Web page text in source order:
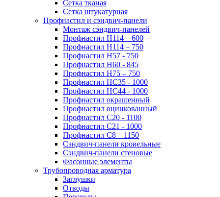
Сетка тканая
Сетка штукатурная
Профнастил и сэндвич-панели
Монтаж сэндвич-панелей
Профнастил Н114 – 600
Профнастил Н114 – 750
Профнастил Н57 - 750
Профнастил Н60 - 845
Профнастил Н75 – 750
Профнастил НС35 - 1000
Профнастил НС44 - 1000
Профнастил окрашенный
Профнастил оцинкованный
Профнастил С20 - 1100
Профнастил С21 - 1000
Профнастил С8 – 1150
Сэндвич-панели кровельные
Сэндвич-панели стеновые
Фасонные элементы
Трубопроводная арматура
Заглушки
Отводы